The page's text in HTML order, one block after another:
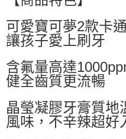
萊爾富取貨付款
每筆NT$60，滿NT$599(含以上
付款後萊爾富取貨
每筆NT$60，滿NT$599(含以
7-11付款取貨
每筆NT$60，滿NT$599(含以上
付款後7-11取貨
可愛寶可夢2款卡
讓孩子愛上刷牙
含氟量高達
健全齒質更流暢
晶瑩凝膠牙膏質地
風味，不辛辣超好